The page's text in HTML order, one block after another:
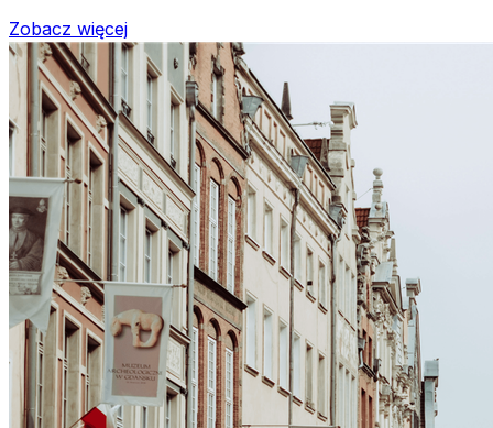
Zobacz więcej